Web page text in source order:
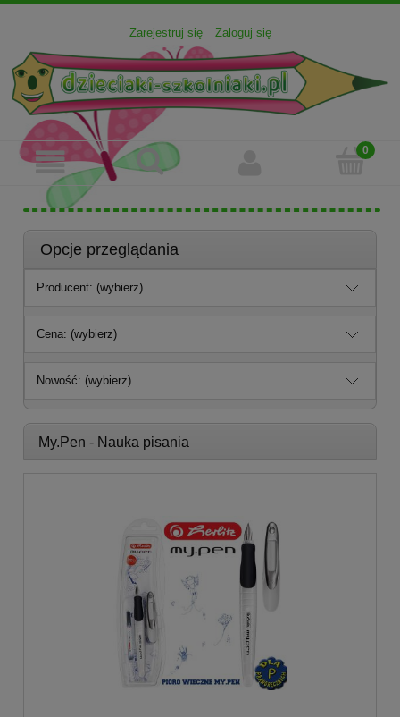
Zarejestruj się Zaloguj się
Opcje przeglądania
Producent: (wybierz)
Cena: (wybierz)
Nowość: (wybierz)
My.Pen - Nauka pisania